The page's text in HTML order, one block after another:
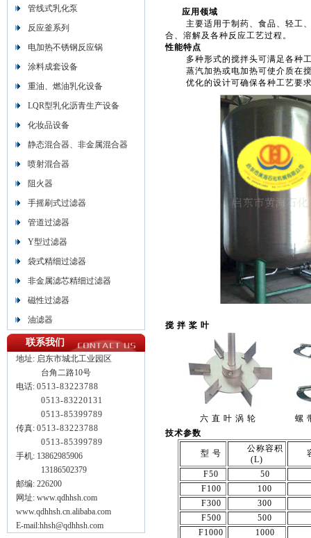
管线式乳化泵
反应釜系列
电加热不锈钢反应锅
涂料成套设备
重油、燃油乳化设备
LQR型乳化沥青生产设备
化妆品设备
静态混合器、非金属混合器
喷射混合器
阻火器
手摇刷式过滤器
管道过滤器
Y型过滤器
袋式精细过滤器
非金属滤芯精细过滤器
磁性过滤器
油滤器
联系我们
地址: 启东市城北工业园区
台角二路10号
电话: 0513-83223788
0513-83220131
0513-85399789
传真: 0513-83223788
0513-85399789
手机: 13862985906
13186502379
邮编: 226200
网址: www.qdhhsh.com
www.qdhhsh.cn.alibaba.com
E-mail:hhsh@qdhhsh.com
应用领域
主要适用于制药、食品、轻工、
合、溶解及各种反应工艺过程。
性能特点
多种形式的搅拌头可满足各种工
蒸汽加热或电加热可使介质在搅
优化的设计可确保各种工艺要
搅 拌 桨 叶
六 直 叶 涡 轮
螺
技术参数
型 号
公称容积
(L)
F50
50
F100
100
F300
300
F500
500
F1000
1000